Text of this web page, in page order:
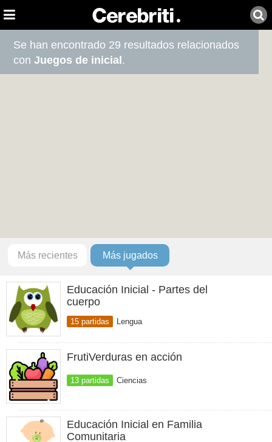
Se han encontrado 29 resultados relacionados
conJuegos de inicial .
Más recientes Más jugados
Educación Inicial - Partes del
cuerpo
15 partidas Lengua
FrutiVerduras en acción
13 partidas Ciencias
Educación Inicial en Familia
Comunitaria